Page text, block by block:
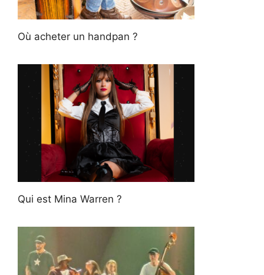
Où acheter un handpan ?
Qui est Mina Warren ?